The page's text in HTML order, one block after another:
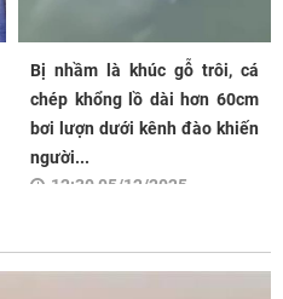
Bị nhầm là khúc gỗ trôi, cá
chép khổng lồ dài hơn 60cm
bơi lượn dưới kênh đào khiến
người...
12:30 05/12/2025